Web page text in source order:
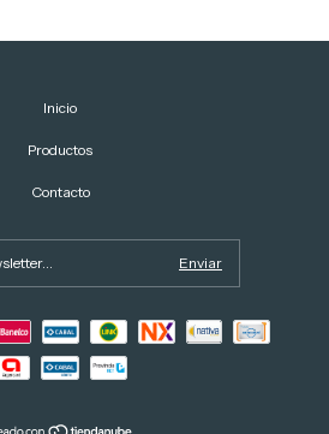
Inicio
Productos
Contacto